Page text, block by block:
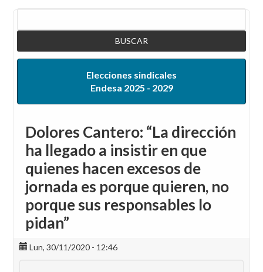
Elecciones sindicales
Endesa 2025 - 2029
Dolores Cantero: “La dirección
ha llegado a insistir en que
quienes hacen excesos de
jornada es porque quieren, no
porque sus responsables lo
pidan”
Lun, 30/11/2020 - 12:46